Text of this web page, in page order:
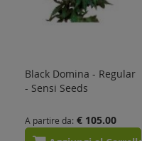
Black Domina - Regular
- Sensi Seeds
A partire da € 105.00